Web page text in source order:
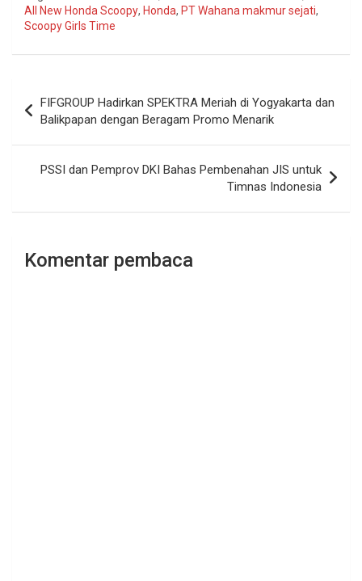
All New Honda Scoopy, Honda, PT Wahana makmur sejati,
Scoopy Girls Time
pos
FIFGROUP Hadirkan SPEKTRA Meriah di Yogyakarta dan
Balikpapan dengan Beragam Promo Menarik
PSSI dan Pemprov DKI Bahas Pembenahan JIS untuk
Timnas Indonesia
Komentar pembaca